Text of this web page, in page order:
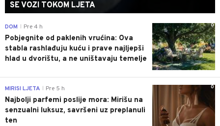
SE VOZI TOKOM LJETA
0
DOM Pre 4 h
Pobjegnite od paklenih vrućina: Ova
stabla rashlađuju kuću i prave najljepši
hlad u dvorištu, a ne uništavaju temelje
0
MIRISI LJETA Pre 5 h
Najbolji parfemi poslije mora: Mirišu na
senzualni luksuz, savršeni uz preplanuli
ten